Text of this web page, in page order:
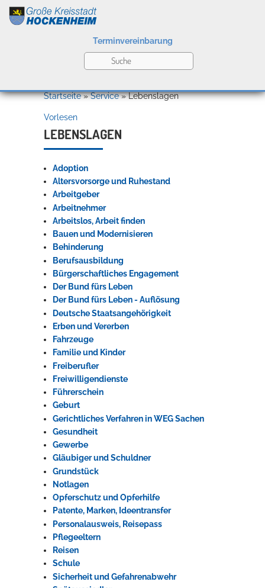
Kultur
Bildung
Wirtschaft
Rathaus
Service
Terminvereinbarung
Willkommen in Hockenheim
Konzerte, Tagungen und vieles mehr
Die Stadthalle Hockenheim bietet den perfekten Standort für Events
Erleben in Hockenheim
Spaß unter prickelnden Wasserfällen, das rauschende Meer im
Startseite»Service»Lebenslagen
Vorlesen
LEBENSLAGEN
Adoption
Altersvorsorge und Ruhestand
Arbeitgeber
Arbeitnehmer
Arbeitslos, Arbeit finden
Bauen und Modernisieren
Behinderung
Berufsausbildung
Bürgerschaftliches Engagement
Der Bund fürs Leben
Der Bund fürs Leben - Auflösung
Deutsche Staatsangehörigkeit
Erben und Vererben
Fahrzeuge
Familie und Kinder
Freiberufler
Freiwilligendienste
Führerschein
Geburt
Gerichtliches Verfahren in WEG Sachen
Gesundheit
Gewerbe
Gläubiger und Schuldner
Grundstück
Notlagen
Opferschutz und Opferhilfe
Patente, Marken, Ideentransfer
Personalausweis, Reisepass
Pflegeeltern
Reisen
Schule
Sicherheit und Gefahrenabwehr